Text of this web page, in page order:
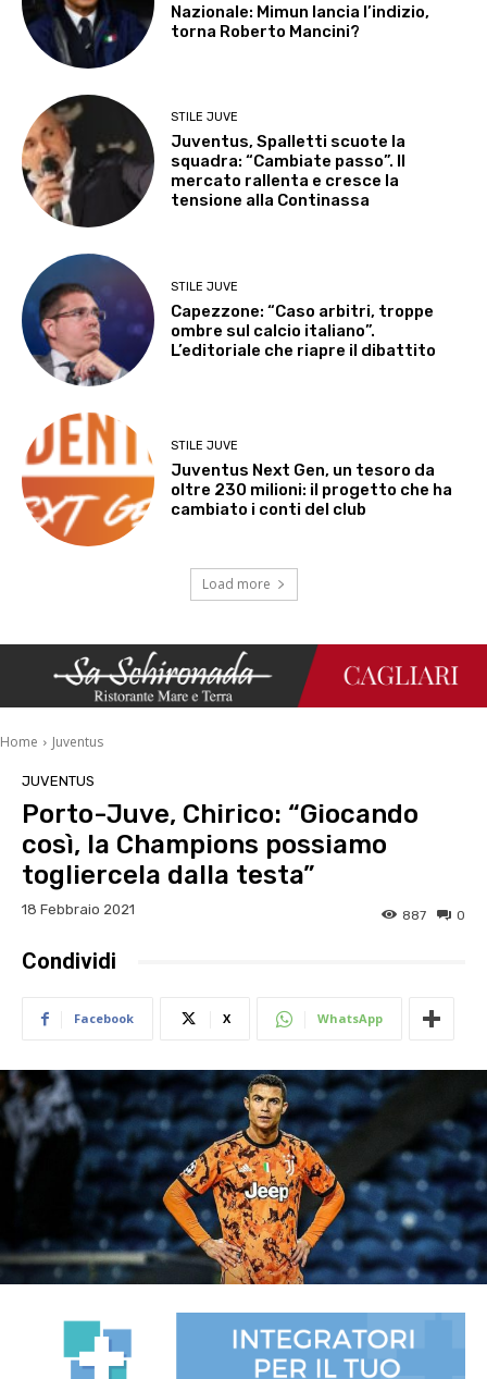
Nazionale: Mimun lancia l’indizio,
torna Roberto Mancini?
STILE JUVE
Juventus, Spalletti scuote la
squadra: “Cambiate passo”. Il
mercato rallenta e cresce la
tensione alla Continassa
STILE JUVE
Capezzone: “Caso arbitri, troppe
ombre sul calcio italiano”.
L’editoriale che riapre il dibattito
STILE JUVE
Juventus Next Gen, un tesoro da
oltre 230 milioni: il progetto che ha
cambiato i conti del club
Load more